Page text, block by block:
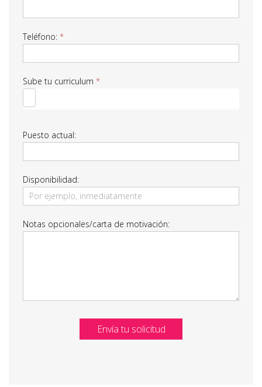
Teléfono: *
Sube tu curriculum *
Puesto actual:
Disponibilidad:
Notas opcionales/carta de motivación:
Envía tu solicitud